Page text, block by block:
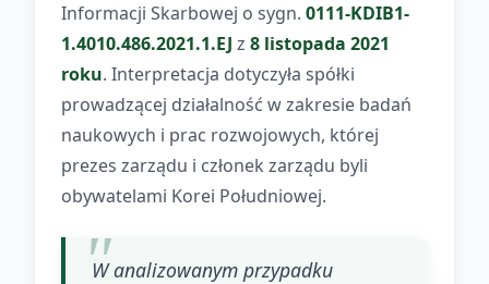
Informacji Skarbowej o sygn. 0111-KDIB1-
1.4010.486.2021.1.EJ z 8 listopada 2021
roku. Interpretacja dotyczyła spółki
prowadzącej działalność w zakresie badań
naukowych i prac rozwojowych, której
prezes zarządu i członek zarządu byli
obywatelami Korei Południowej.
W analizowanym przypadku